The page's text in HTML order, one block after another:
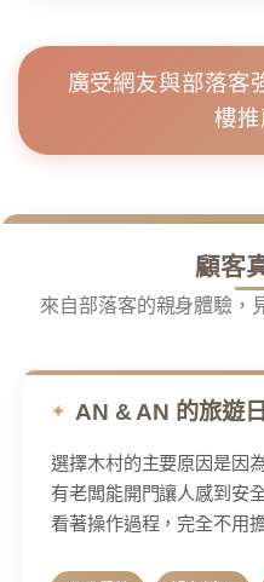
廣受網友與部落客
樓
顧客
來自部落客的親身體驗，
AN & AN 的旅遊
選擇木村的主要原因是因
有老闆能開門讓人感到安
看著操作過程，完全不用